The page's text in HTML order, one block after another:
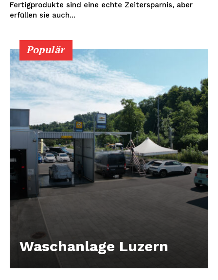
Fertigprodukte sind eine echte Zeitersparnis, aber
erfüllen sie auch...
Populär
Waschanlage Luzern